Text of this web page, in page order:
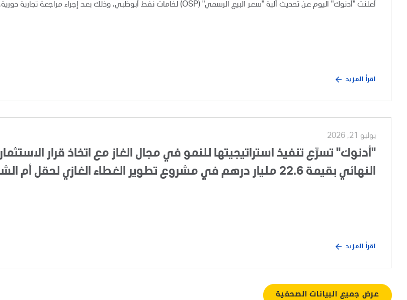
أعلنت "أدنوك" اليوم عن تحديث آلية "سعر البيع الرسمي" (OSP) لخامات نفط أبوظبي، وذلك بعد إجراء مراجعة تجارية دورية.
اقرأ المزيد
يوليو 21, 2026
"أدنوك" تسرِّع تنفيذ استراتيجيتها للنمو في مجال الغاز مع اتخاذ قرار الاستثمار
النهائي بقيمة 22.6 مليار درهم في مشروع تطوير الغطاء الغازي لحقل أم الشيف
اقرأ المزيد
عرض جميع البيانات الصحفية